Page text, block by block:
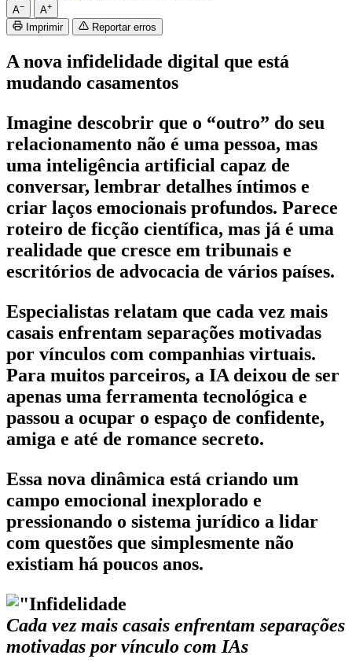
A− A+
Imprimir Reportar erros
A nova infidelidade digital que está
mudando casamentos
Imagine descobrir que o “outro” do seu
relacionamento não é uma pessoa, mas
uma inteligência artificial capaz de
conversar, lembrar detalhes íntimos e
criar laços emocionais profundos. Parece
roteiro de ficção científica, mas já é uma
realidade que cresce em tribunais e
escritórios de advocacia de vários países.
Especialistas relatam que cada vez mais
casais enfrentam separações motivadas
por vínculos com companhias virtuais.
Para muitos parceiros, a IA deixou de ser
apenas uma ferramenta tecnológica e
passou a ocupar o espaço de confidente,
amiga e até de romance secreto.
Essa nova dinâmica está criando um
campo emocional inexplorado e
pressionando o sistema jurídico a lidar
com questões que simplesmente não
existiam há poucos anos.
Cada vez mais casais enfrentam separações
motivadas por vínculo com IAs